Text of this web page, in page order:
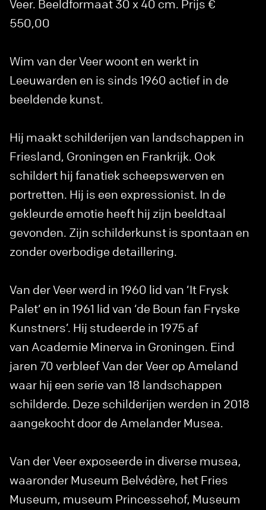
Veer. Beeldformaat 30 x 40 cm. Prijs €
550,00
Wim van der Veer woont en werkt in
Leeuwarden en is sinds 1960 actief in de
beeldende kunst.
Hij maakt schilderijen van landschappen in
Friesland, Groningen en Frankrijk. Ook
schildert hij fanatiek scheepswerven en
portretten. Hij is een expressionist. In de
gekleurde emotie heeft hij zijn beeldtaal
gevonden. Zijn schilderkunst is spontaan en
zonder overbodige detaillering.
Van der Veer werd in 1960 lid van ‘It Frysk
Palet‘ en in 1961 lid van ‘de Boun fan Fryske
Kunstners’. Hij studeerde in 1975 af
van Academie Minerva in Groningen. Eind
jaren 70 verbleef Van der Veer op Ameland
waar hij een serie van 18 landschappen
schilderde. Deze schilderijen werden in 2018
aangekocht door de Amelander Musea.
Van der Veer exposeerde in diverse musea,
waaronder Museum Belvédère, het Fries
Museum, museum Princessehof, Museum